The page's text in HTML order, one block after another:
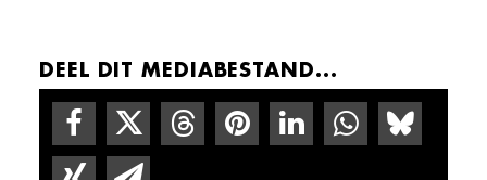
DEEL DIT MEDIABESTAND...